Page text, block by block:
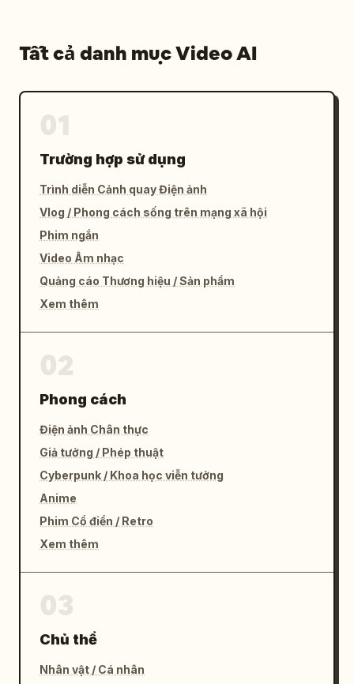
Tất cả danh mục Video AI
Trường hợp sử dụng
Trình diễn Cảnh quay Điện ảnh
Vlog / Phong cách sống trên mạng xã hội
Phim ngắn
Video Âm nhạc
Quảng cáo Thương hiệu / Sản phẩm
Xem thêm
Phong cách
Điện ảnh Chân thực
Giả tưởng / Phép thuật
Cyberpunk / Khoa học viễn tưởng
Anime
Phim Cổ điển / Retro
Xem thêm
Chủ thể
Nhân vật / Cá nhân